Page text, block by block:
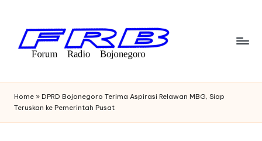
content
F
o
r
Bojonegoro
Home » DPRD Bojonegoro Terima Aspirasi Relawan MBG, Siap
Teruskan ke Pemerintah Pusat